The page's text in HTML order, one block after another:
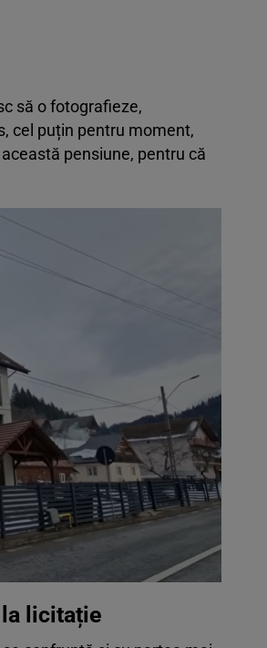
să o fotografieze,
cel puțin pentru moment,
pensiune, pentru că
licitație